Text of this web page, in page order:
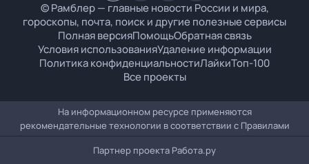
© Рамблер — главные новости России и мира,
гороскопы, почта, поиск и другие полезные сервисы
Полная версияПомощьОбратная связь
Условия использованияУдаление информации
Политика конфиденциальностиЛайкиТоп-100
Все проекты
На информационном ресурсе применяются
рекомендательные технологии в соответствии с Правилами
Партнер проекта Работа.ру